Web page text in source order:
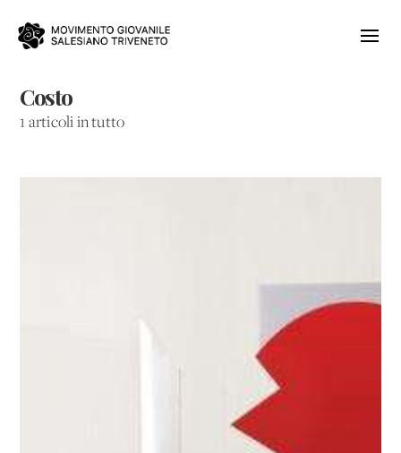
Costo
1 articoli in tutto